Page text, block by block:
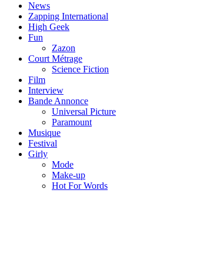
News
Zapping International
High Geek
Fun
Zazon
Court Métrage
Science Fiction
Film
Interview
Bande Annonce
Universal Picture
Paramount
Musique
Festival
Girly
Mode
Make-up
Hot For Words